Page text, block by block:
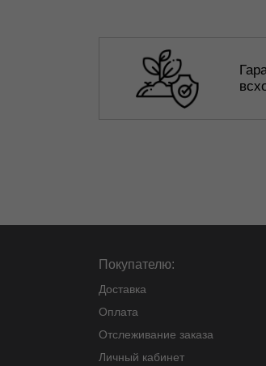
Покупателю:
Доставка
Оплата
Отслеживание заказа
Личный кабинет